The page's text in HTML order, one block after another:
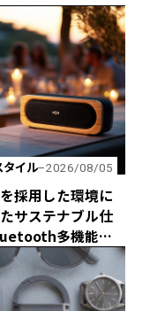
イル 2026/08/05
採用した環境に
サステナブル仕
多機能ス
「Get Together
新登場！